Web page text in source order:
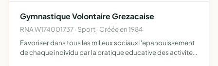
Gymnastique Volontaire Grezacaise
RNA W174001737 · Sport · Créée en 1984
Favoriser dans tous les milieux sociaux l'epanouissement
de chaque individu par la pratique educative des activites